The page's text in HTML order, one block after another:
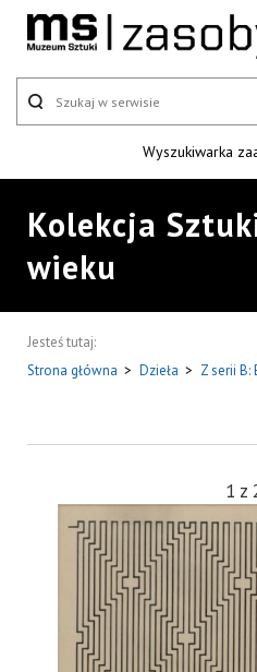
Wyszukiwarka
Kolekcja
wieku
Jesteś tutaj:
Strona główna > Dzieła > Z serii B:
1 z